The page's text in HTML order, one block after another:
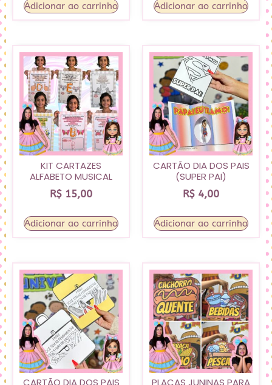
Adicionar ao carrinho Adicionar ao carrinho
KIT CARTAZES
ALFABETO MUSICAL
R$ 15,00
Adicionar ao carrinho
CARTÃO DIA DOS PAIS
(SUPER PAI)
R$ 4,00
Adicionar ao carrinho
CARTÃO DIA DOS PAIS PLACAS JUNINAS PARA